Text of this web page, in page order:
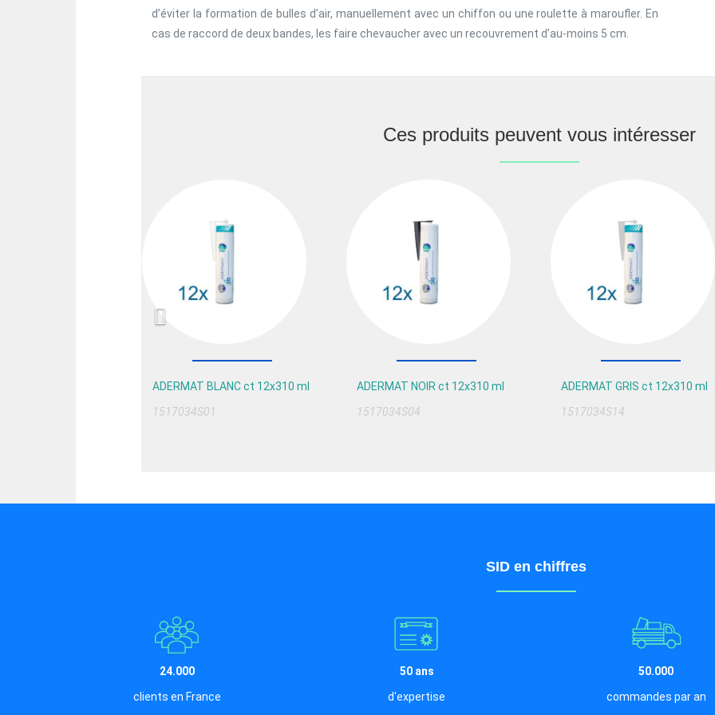
d’éviter la formation de bulles d’air, manuellement avec un chiffon ou une roulette à maroufler. En
cas de raccord de deux bandes, les faire chevaucher avec un recouvrement d’au-moins 5 cm.
Ces produits peuvent vous intéresser
ADERMAT BLANC ct 12x310 ml
1517034S01
ADERMAT NOIR ct 12x310 ml
1517034S04
ADERMAT GRIS ct 12x310 ml
1517034S14
SID en chiffres
24.000
clients en France
50 ans
d'expertise
50.000
commandes par an